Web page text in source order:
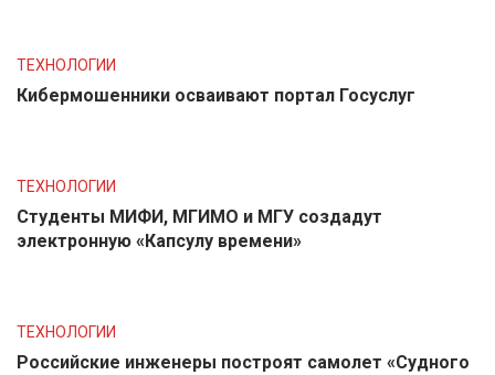
ТЕХНОЛОГИИ
Кибермошенники осваивают портал Госуслуг
ТЕХНОЛОГИИ
Студенты МИФИ, МГИМО и МГУ создадут
электронную «Капсулу времени»
ТЕХНОЛОГИИ
Российские инженеры построят самолет «Судного